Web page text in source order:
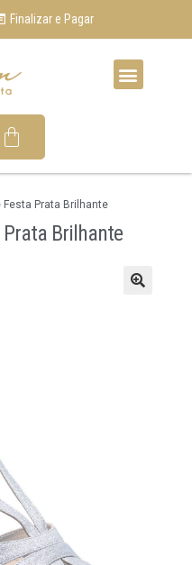
Finalizar e Pagar
Festa Prata Brilhante
Brilhante